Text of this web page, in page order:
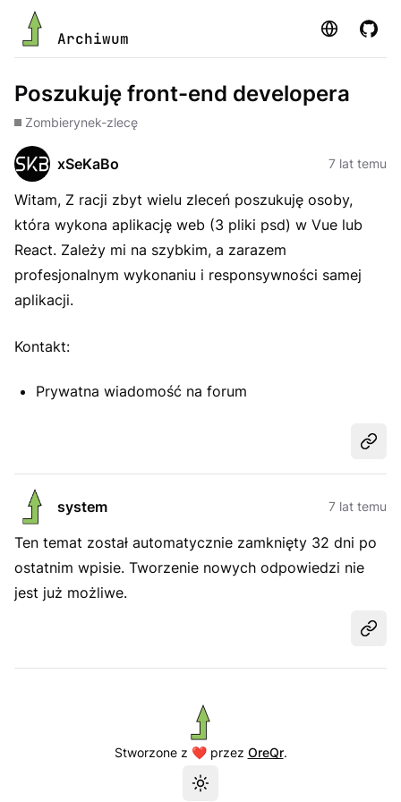
Archiwum Strona
Poszukuję front-end developera
Zombierynek-zlecę
xSeKaBo 7 lat temu
Witam, Z racji zbyt wielu zleceń poszukuję osoby,
która wykona aplikację web (3 pliki psd) w Vue lub
React. Zależy mi na szybkim, a zarazem
profesjonalnym wykonaniu i responsywności samej
aplikacji.
Kontakt:
Prywatna wiadomość na forum
system 7 lat temu
Ten temat został automatycznie zamknięty 32 dni po
ostatnim wpisie. Tworzenie nowych odpowiedzi nie
jest już możliwe.
Stworzone z ❤️ przez OreQr.
Przełącz motyw